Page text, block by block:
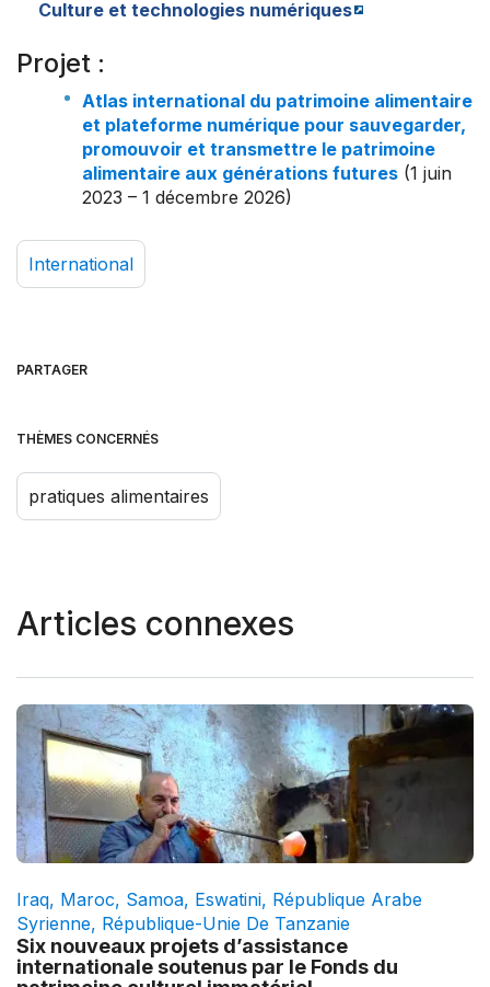
Culture et technologies numériques
Projet :
Atlas international du patrimoine alimentaire
et plateforme numérique pour sauvegarder,
promouvoir et transmettre le patrimoine
alimentaire aux générations futures (1 juin
2023 – 1 décembre 2026)
International
PARTAGER
THÈMES CONCERNÉS
pratiques alimentaires
Articles connexes
Iraq, Maroc, Samoa, Eswatini, République Arabe
Syrienne, République-Unie De Tanzanie
Six nouveaux projets d’assistance
internationale soutenus par le Fonds du